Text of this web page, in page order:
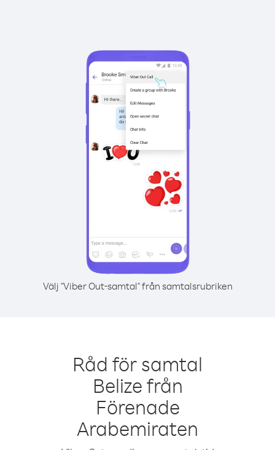
Välj "Viber Out-samtal" från samtalsrubriken
Råd för samtal
Belize från
Förenade
Arabemiraten